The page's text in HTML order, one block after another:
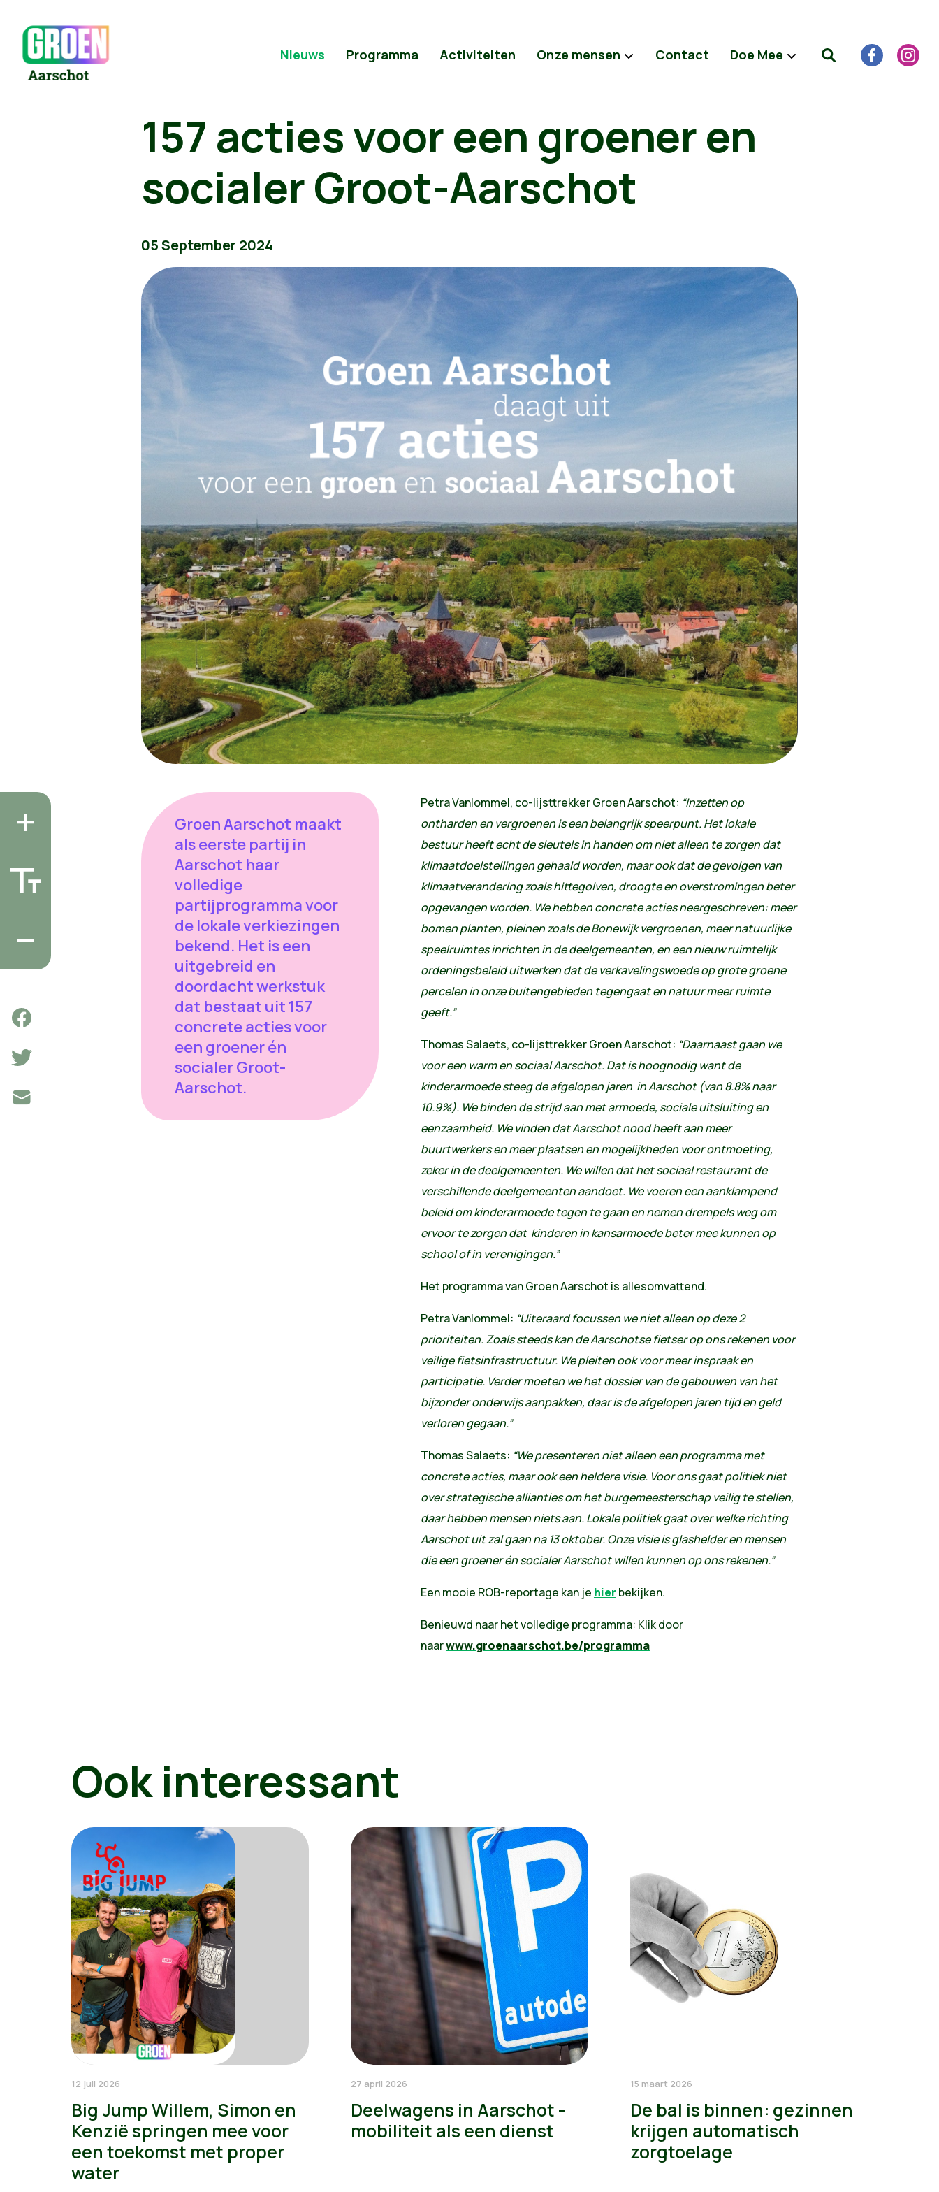
Nieuws Programma Activiteiten Onze mensen Contact Doe Mee
157 acties voor een groener en
socialer Groot-Aarschot
05 September 2024
Groen Aarschot maakt
als eerste partij in
Aarschot haar
volledige
partijprogramma voor
de lokale verkiezingen
bekend. Het is een
uitgebreid en
doordacht werkstuk
dat bestaat uit 157
concrete acties voor
een groener én
socialer Groot-
Aarschot.
Petra Vanlommel, co-lijsttrekker Groen Aarschot: “Inzetten op
ontharden en vergroenen is een belangrijk speerpunt. Het lokale
bestuur heeft echt de sleutels in handen om niet alleen te zorgen dat
klimaatdoelstellingen gehaald worden, maar ook dat de gevolgen van
klimaatverandering zoals hittegolven, droogte en overstromingen beter
opgevangen worden. We hebben concrete acties neergeschreven: meer
bomen planten, pleinen zoals de Bonewijk vergroenen, meer natuurlijke
speelruimtes inrichten in de deelgemeenten, en een nieuw ruimtelijk
ordeningsbeleid uitwerken dat de verkavelingswoede op grote groene
percelen in onze buitengebieden tegengaat en natuur meer ruimte
geeft.”
Thomas Salaets, co-lijsttrekker Groen Aarschot: “Daarnaast gaan we
voor een warm en sociaal Aarschot. Dat is hoognodig want de
kinderarmoede steeg de afgelopen jaren in Aarschot (van 8.8% naar
10.9%). We binden de strijd aan met armoede, sociale uitsluiting en
eenzaamheid. We vinden dat Aarschot nood heeft aan meer
buurtwerkers en meer plaatsen en mogelijkheden voor ontmoeting,
zeker in de deelgemeenten. We willen dat het sociaal restaurant de
verschillende deelgemeenten aandoet. We voeren een aanklampend
beleid om kinderarmoede tegen te gaan en nemen drempels weg om
ervoor te zorgen dat kinderen in kansarmoede beter mee kunnen op
school of in verenigingen.”
Het programma van Groen Aarschot is allesomvattend.
Petra Vanlommel: “Uiteraard focussen we niet alleen op deze 2
prioriteiten. Zoals steeds kan de Aarschotse fietser op ons rekenen voor
veilige fietsinfrastructuur. We pleiten ook voor meer inspraak en
participatie. Verder moeten we het dossier van de gebouwen van het
bijzonder onderwijs aanpakken, daar is de afgelopen jaren tijd en geld
verloren gegaan.”
Thomas Salaets: “We presenteren niet alleen een programma met
concrete acties, maar ook een heldere visie. Voor ons gaat politiek niet
over strategische allianties om het burgemeesterschap veilig te stellen,
daar hebben mensen niets aan. Lokale politiek gaat over welke richting
Aarschot uit zal gaan na 13 oktober. Onze visie is glashelder en mensen
die een groener én socialer Aarschot willen kunnen op ons rekenen.”
Een mooie ROB-reportage kan je hier bekijken.
Benieuwd naar het volledige programma: Klik door
naarwww.groenaarschot.be/programma
Ook interessant
12 juli 2026
Big Jump Willem, Simon en
Kenzië springen mee voor
een toekomst met proper
water
27 april 2026
Deelwagens in Aarschot -
mobiliteit als een dienst
15 maart 2026
De bal is binnen: gezinnen
krijgen automatisch
zorgtoelage